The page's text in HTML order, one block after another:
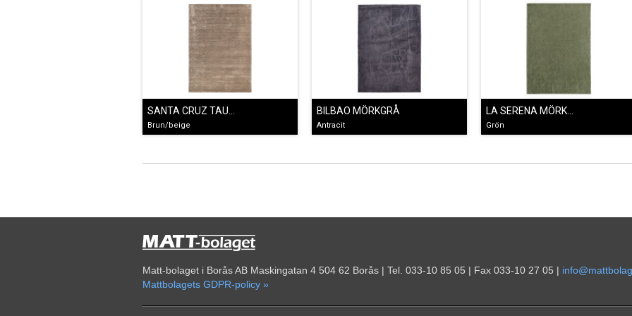
Brun/beige
BILBAO MÖRKGRÅ
Antracit Grön
Matt-bolaget i Borås AB Maskingatan 4 504 62 Borås | Tel. 033-10 85 05 | Fax 033-10 27 05 |
Mattbolagets GDPR-policy »